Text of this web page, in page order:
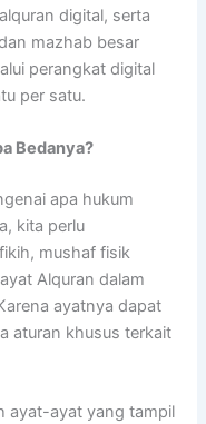
digital, serta
mazhab besar
perangkat digital
per satu.
Bedanya?
apa hukum
kita perlu
mushaf fisik
Alquran dalam
ayatnya dapat
aturan khusus terkait
ayat-ayat yang tampil